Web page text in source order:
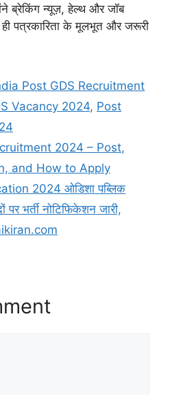
ब्रेकिंग न्यूज़, हेल्थ और जॉब
पत्रकारिता के मूलभूत और जरूरी
Post GDS Recruitment
Vacancy 2024, Post
2024 – Post,
and How to Apply
2024 ओडिशा पब्लिक
पर भर्ती नोटिफिकेशन जारी,